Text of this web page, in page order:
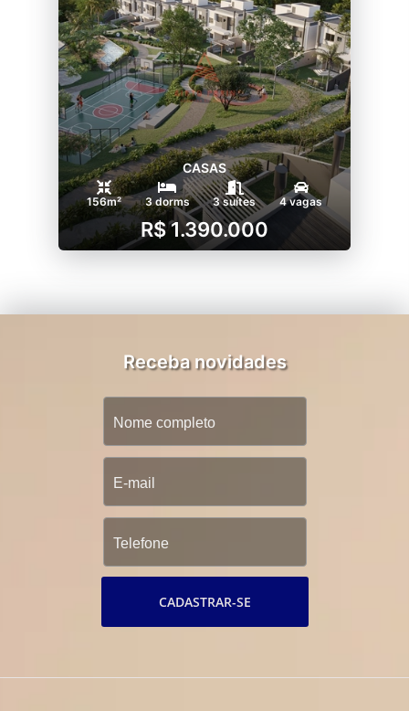
CASAS
156m² 3 dorms 3 suítes 4 vagas
R$ 1.390.000
Receba novidades
CADASTRAR-SE